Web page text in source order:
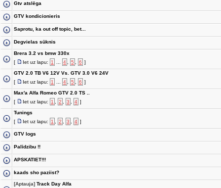
Gtv atslēga
GTV kondicionieris
Saprotu, ka out off topic, bet...
Degvielas sūknis
Brera 3.2 vs bmw 330x
[
Iet uz lapu: 1 4 5 6 ]
GTV 2.0 TB V6 12V Vs. GTV 3.0 V6 24V
[
Iet uz lapu: 1 4 5 6 ]
Max'a Alfa Romeo GTV 2.0 TS ..
[
Iet uz lapu: 1 2 3 4 ]
Tunings
[
Iet uz lapu: 1 2 3 4 ]
GTV logs
Palīdzibu !!
APSKATIET!!!
kaads sho paziist?
[Aptauja] Track Day Alfa